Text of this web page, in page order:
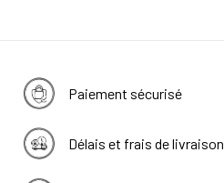
Paiement sécurisé
Délais et frais de livraison